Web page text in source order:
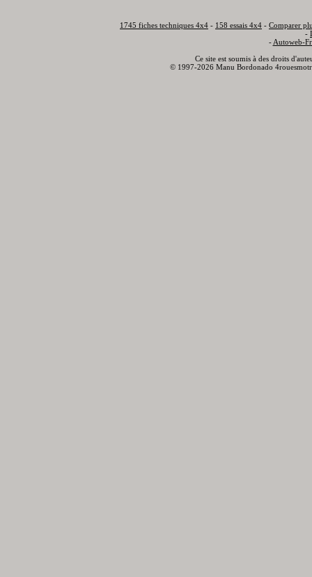
1745 fiches techniques 4x4 - 158 essais 4x4 - Comparer
-
- Autoweb-
Ce site est soumis à des droits
© 1997-2026 Manu Bordonado